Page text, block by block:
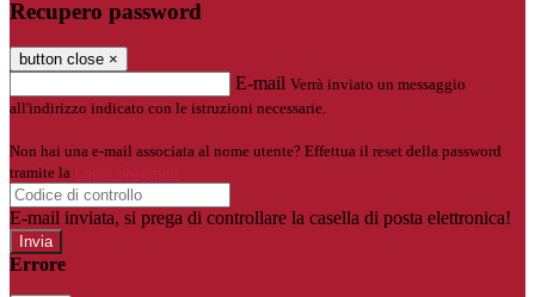
Recupero password
button close ×
E-mail Verrà inviato un messaggio
all'indirizzo indicato con le istruzioni necessarie.
Non hai una e-mail associata al nome utente? Effettua il reset della password
tramite la
Login Spaggiari
E-mail inviata, si prega di controllare la casella di posta elettronica!
Errore